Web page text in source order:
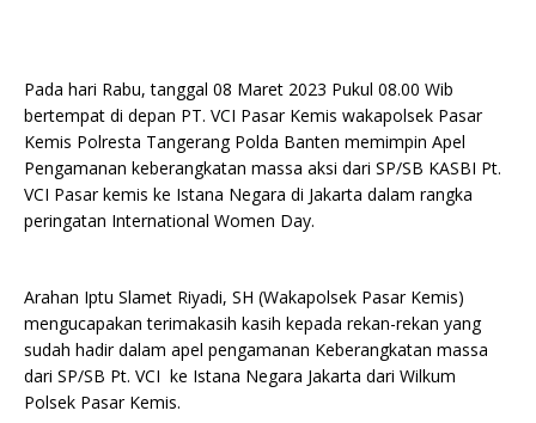
Pada hari Rabu, tanggal 08 Maret 2023 Pukul 08.00 Wib
bertempat di depan PT. VCI Pasar Kemis wakapolsek Pasar
Kemis Polresta Tangerang Polda Banten memimpin Apel
Pengamanan keberangkatan massa aksi dari SP/SB KASBI Pt.
VCI Pasar kemis ke Istana Negara di Jakarta dalam rangka
peringatan International Women Day.
Arahan Iptu Slamet Riyadi, SH (Wakapolsek Pasar Kemis)
mengucapakan terimakasih kasih kepada rekan-rekan yang
sudah hadir dalam apel pengamanan Keberangkatan massa
dari SP/SB Pt. VCI ke Istana Negara Jakarta dari Wilkum
Polsek Pasar Kemis.